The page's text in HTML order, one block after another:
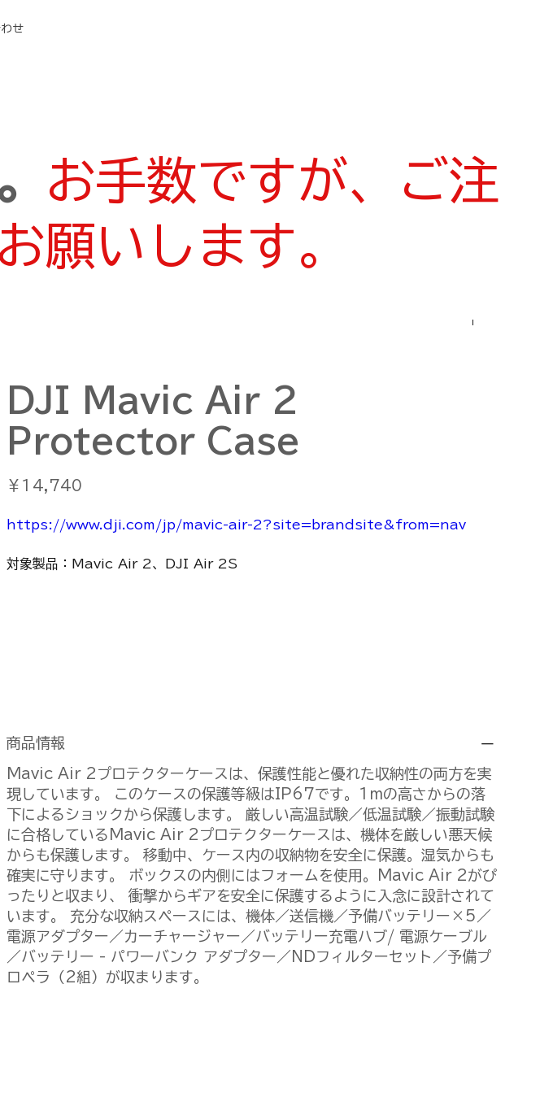
せ
お手数ですが、ご注
願いします。
DJI Mavic Air 2
Protector Case
格
￥14,740
https://www.dji.com/jp/mavic-air-2?site=brandsite&from=nav
対象製品：Mavic Air 2、DJI Air 2S
商品情報
Mavic Air 2プロテクターケースは、保護性能と優れた収納性の両方を実
現しています。 このケースの保護等級はIP67です。1mの高さからの落
下によるショックから保護します。 厳しい高温試験／低温試験／振動試験
に合格しているMavic Air 2プロテクターケースは、機体を厳しい悪天候
からも保護します。 移動中、ケース内の収納物を安全に保護。湿気からも
確実に守ります。 ボックスの内側にはフォームを使用。Mavic Air 2がぴ
ったりと収まり、 衝撃からギアを安全に保護するように入念に設計されて
います。 充分な収納スペースには、機体／送信機／予備バッテリー×5／
電源アダプター／カーチャージャー／バッテリー充電ハブ/ 電源ケーブル
／バッテリー - パワーバンク アダプター／NDフィルターセット／予備プ
ロペラ（2組）が収まります。